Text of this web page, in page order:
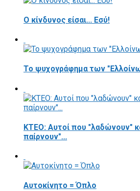
Ο κίνδυνος είσαι... Εσύ!
Το ψυχογράφημα των
ΚΤΕΟ: Αυτοί που "λαδώνουν"
παίρνουν"...
Αυτοκίνητο = Όπλο